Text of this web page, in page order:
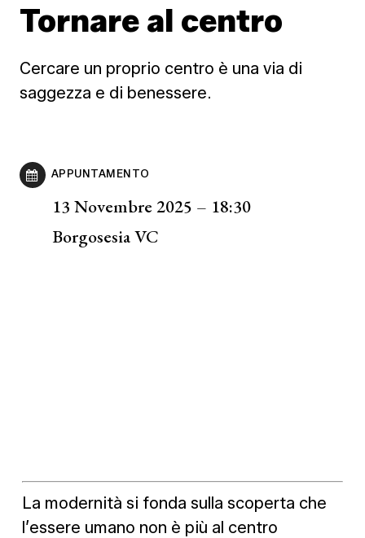
Tornare al centro
Cercare un proprio centro è una via di
saggezza e di benessere.
APPUNTAMENTO
13 Novembre 2025 – 18:30
Borgosesia VC
La modernità si fonda sulla scoperta che
l’essere umano non è più al centro